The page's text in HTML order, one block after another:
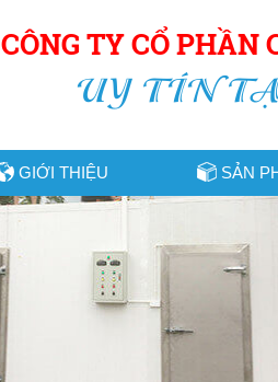
CÔNG TY CỔ
UY TÍN
GIỚI THIỆU SẢN